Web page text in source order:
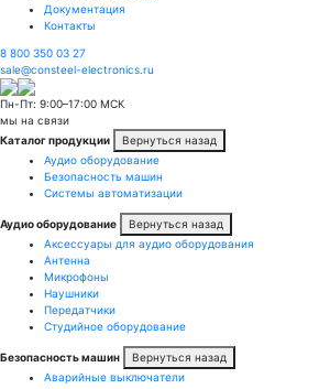
Документация
Контакты
8 800 350 03 27
sale@consteel-electronics.ru
Пн-Пт: 9:00–17:00 МСК
мы на связи
Каталог продукции
Вернуться назад
Аудио оборудование
Безопасность машин
Системы автоматизации
Аудио оборудование
Вернуться назад
Аксессуары для аудио оборудования
Антенна
Микрофоны
Наушники
Передатчики
Студийное оборудование
Безопасность машин
Вернуться назад
Аварийные выключатели